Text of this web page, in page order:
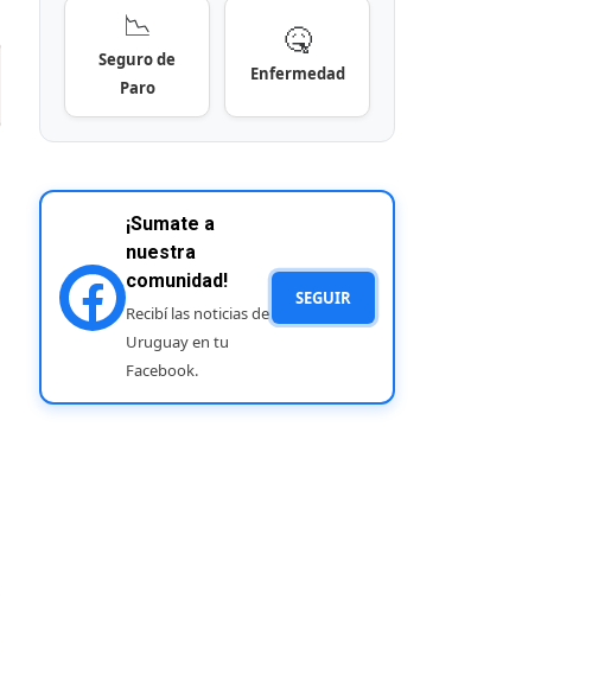
📉
Seguro de
Paro
🤒
Enfermedad
¡Sumate a
nuestra
comunidad!
Recibí las noticias de
Uruguay en tu
Facebook.
SEGUIR